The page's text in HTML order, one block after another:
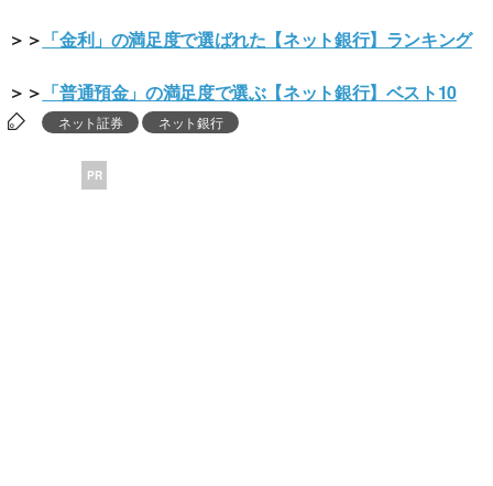
＞＞ 「金利」の満足度で選ばれた【ネット銀行】ランキング
＞＞ 「普通預金」の満足度で選ぶ【ネット銀行】ベスト10
ネット証券 ネット銀行
PR